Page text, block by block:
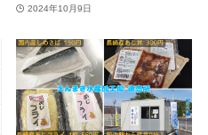
2024年10月9日